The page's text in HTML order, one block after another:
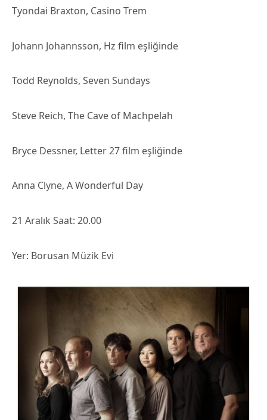
Tyondai Braxton, Casino Trem
Johann Johannsson, Hz film eşliğinde
Todd Reynolds, Seven Sundays
Steve Reich, The Cave of Machpelah
Bryce Dessner, Letter 27 film eşliğinde
Anna Clyne, A Wonderful Day
21 Aralık Saat: 20.00
Yer: Borusan Müzik Evi